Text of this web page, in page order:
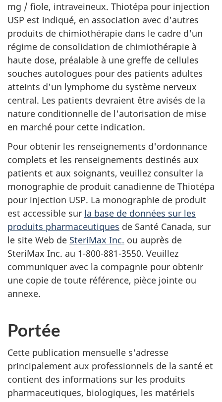
mg / fiole, intraveineux. Thiotépa pour injection
USP est indiqué, en association avec d'autres
produits de chimiothérapie dans le cadre d'un
régime de consolidation de chimiothérapie à
haute dose, préalable à une greffe de cellules
souches autologues pour des patients adultes
atteints d'un lymphome du système nerveux
central. Les patients devraient être avisés de la
nature conditionnelle de l'autorisation de mise
en marché pour cette indication.
Pour obtenir les renseignements d'ordonnance
complets et les renseignements destinés aux
patients et aux soignants, veuillez consulter la
monographie de produit canadienne de Thiotépa
pour injection USP. La monographie de produit
est accessible sur la base de données sur les
produits pharmaceutiques de Santé Canada, sur
le site Web de SteriMax Inc. ou auprès de
SteriMax Inc. au 1-800-881-3550. Veuillez
communiquer avec la compagnie pour obtenir
une copie de toute référence, pièce jointe ou
annexe.
Portée
Cette publication mensuelle s'adresse
principalement aux professionnels de la santé et
contient des informations sur les produits
pharmaceutiques, biologiques, les matériels